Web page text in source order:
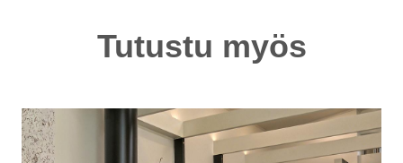
Tutustu myös